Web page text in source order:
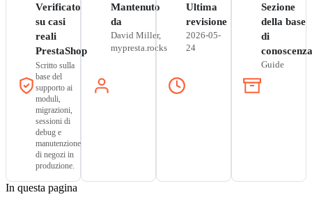
Verificato
su casi
reali
PrestaShop
Scritto sulla
base del
supporto ai
moduli,
migrazioni,
sessioni di
debug e
manutenzione
di negozi in
produzione.
Mantenuto
da
David Miller,
mypresta.rocks
Ultima
revisione
2026-05-
24
Sezione
della base
di
conoscenza
Guide
In questa pagina